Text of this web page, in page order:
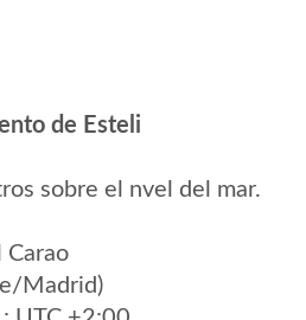
de Esteli
sobre el nvel del mar.
Carao
Madrid)